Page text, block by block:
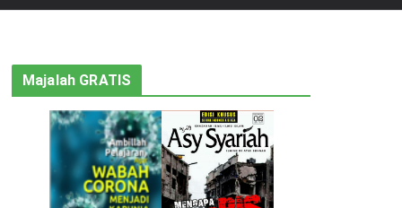
Majalah GRATIS